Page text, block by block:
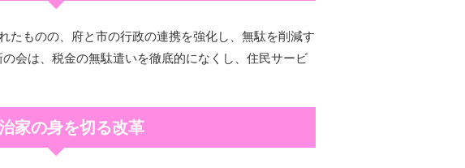
たものの、府と市の行政の連携を強化し、無駄を削減す
会は、税金の無駄遣いを徹底的になくし、住民サービ
家の身を切る改革